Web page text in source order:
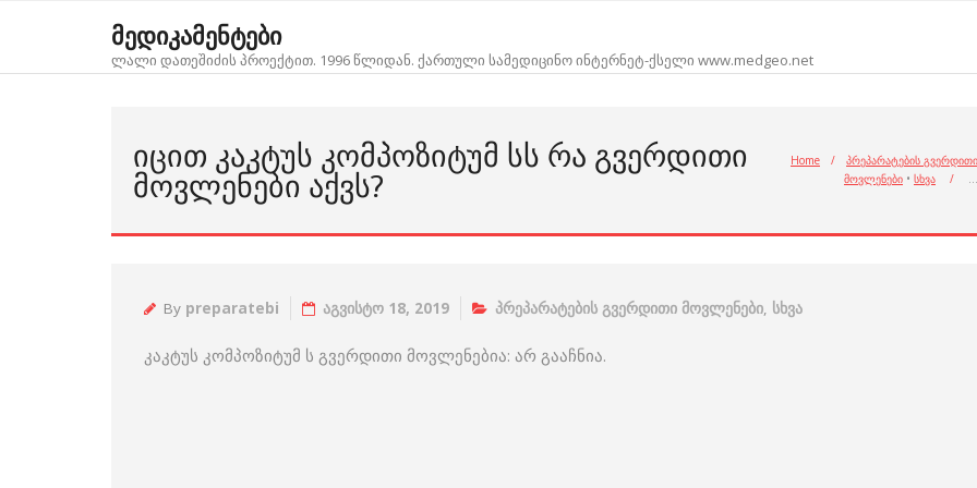
მედიკამენტები
ლალი დათეშიძის პროექტით. 1996 წლიდან. ქართული სამედიცინო ინტერნეტ-ქსელი www.medgeo.net
ᲘᲪᲘᲗ ᲙᲐᲙᲢᲣᲡ ᲙᲝᲛᲞᲝᲖᲘᲢᲣᲛ ᲡᲡ ᲠᲐ ᲒᲕᲔᲠᲓᲘᲗᲘ
ᲛᲝᲕᲚᲔᲜᲔᲑᲘ ᲐᲥᲕᲡ?
Home /
პრეპარატების გვერდითი
მოვლენები • სხვა / …
By preparatebi აგვისტო 18, 2019 პრეპარატების გვერდითი მოვლენები, სხვა
კაკტუს კომპოზიტუმ ს გვერდითი მოვლენებია: არ გააჩნია.